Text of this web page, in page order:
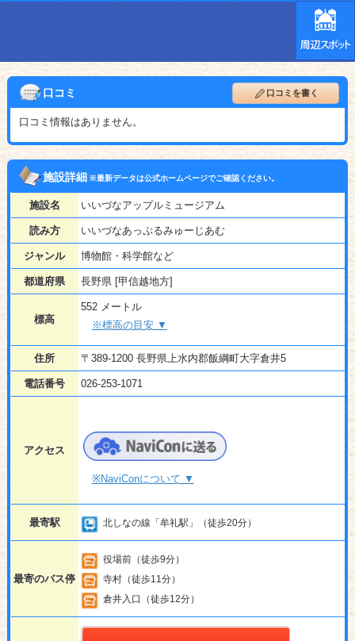
口コミ 口コミを書く
口コミ情報はありません。
施設詳細※最新データは公式ホームページでご確認ください。
施設名 いいづなアップルミュージアム
読み方 いいづなあっぷるみゅーじあむ
ジャンル 博物館・科学館など
都道府県 長野県 [甲信越地方]
標高
552 メートル
※標高の目安 ▼
住所 〒389-1200 長野県上水内郡飯綱町大字倉井5
電話番号 026-253-1071
アクセス
※NaviConについて ▼
最寄駅 北しなの線「牟礼駅」（徒歩20分）
最寄のバス停
役場前（徒歩9分）
寺村（徒歩11分）
倉井入口（徒歩12分）